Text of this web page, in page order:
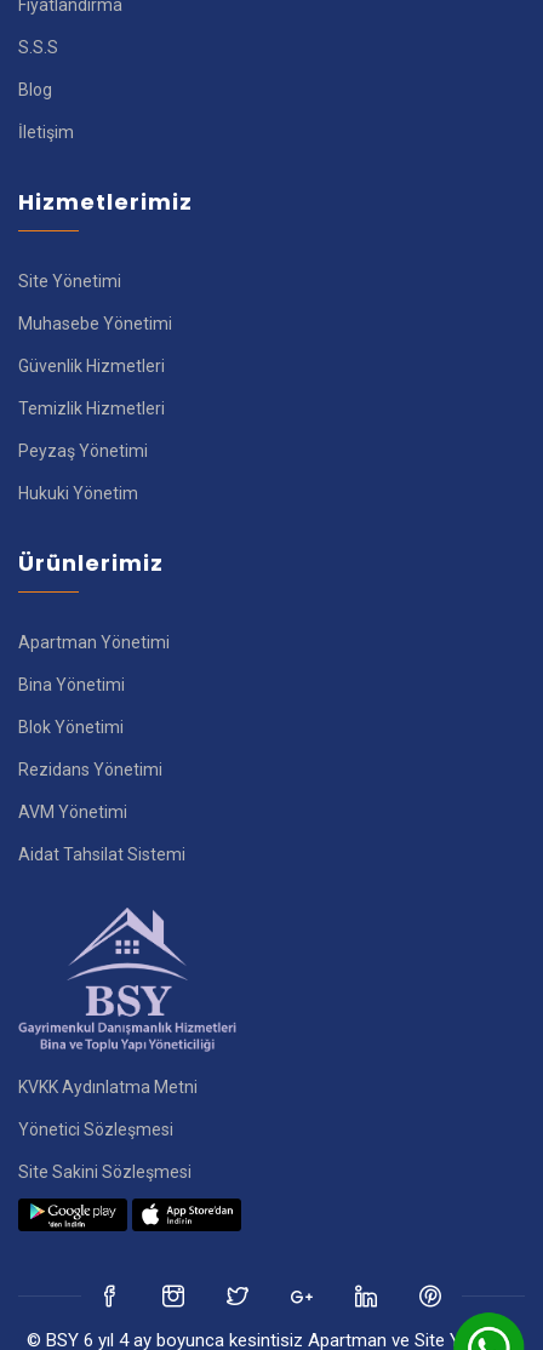
Fiyatlandırma
S.S.S
Blog
İletişim
Hizmetlerimiz
Site Yönetimi
Muhasebe Yönetimi
Güvenlik Hizmetleri
Temizlik Hizmetleri
Peyzaş Yönetimi
Hukuki Yönetim
Ürünlerimiz
Apartman Yönetimi
Bina Yönetimi
Blok Yönetimi
Rezidans Yönetimi
AVM Yönetimi
Aidat Tahsilat Sistemi
KVKK Aydınlatma Metni
Yönetici Sözleşmesi
Site Sakini Sözleşmesi
© BSY 6 yıl 4 ay boyunca kesintisiz Apartman ve Site Yönetim